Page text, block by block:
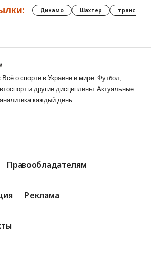
Динамо Шахтер трансферы
Всё о спорте в Украине и мире. Футбол,
и другие дисциплины. Актуальные
каждый день.
Правообладателям
Реклама